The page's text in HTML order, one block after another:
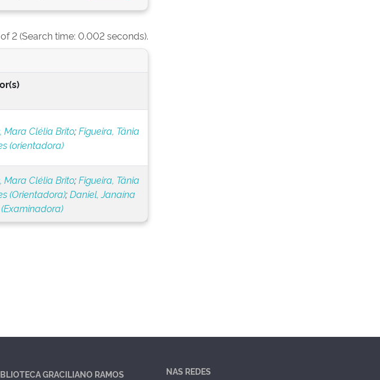
2 (Search time: 0.002 seconds).
Mara Clélia Brito;Figueira, Tânia
(orientadora)
Mara Clélia Brito;Figueira, Tânia
(Orientadora);Daniel, Janaína
GRACILIANO RAMOS NAS REDES